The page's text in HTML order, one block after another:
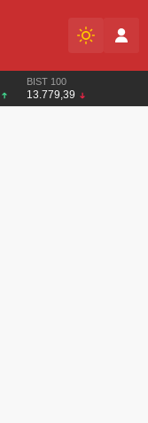
BIST 100
13.779,39